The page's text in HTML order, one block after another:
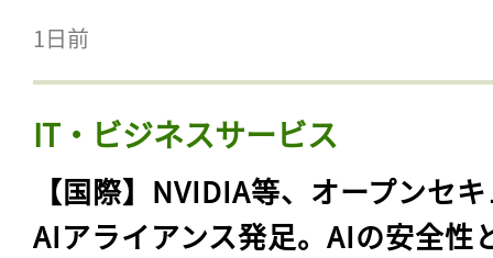
1日前
IT・ビジネスサービス
【国際】NVIDIA等、オープンセ
AIアライアンス発足。AIの安全性